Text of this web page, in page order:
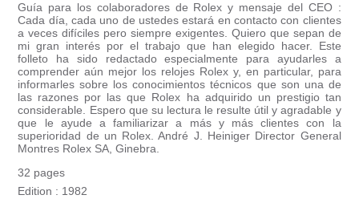
Guía para los colaboradores de Rolex y mensaje del CEO :
Cada día, cada uno de ustedes estará en contacto con clientes
a veces difíciles pero siempre exigentes. Quiero que sepan de
mi gran interés por el trabajo que han elegido hacer. Este
folleto ha sido redactado especialmente para ayudarles a
comprender aún mejor los relojes Rolex y, en particular, para
informarles sobre los conocimientos técnicos que son una de
las razones por las que Rolex ha adquirido un prestigio tan
considerable. Espero que su lectura le resulte útil y agradable y
que le ayude a familiarizar a más y más clientes con la
superioridad de un Rolex. André J. Heiniger Director General
Montres Rolex SA, Ginebra.
32 pages
Edition : 1982